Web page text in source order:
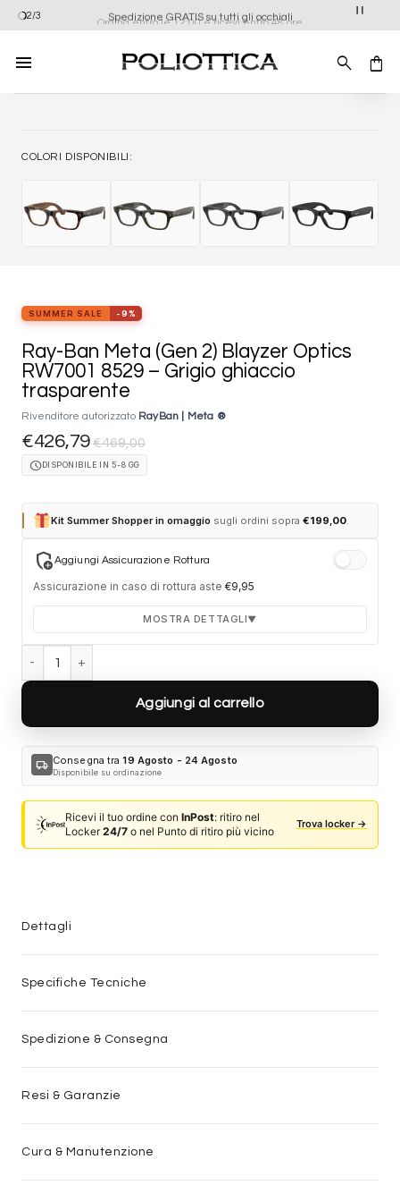
Salta
ai
contenuti
2/3
Spedizione GRATIS su tutti gli occhiali
Ordina entro le 12:00 e ricevi entro 48 ore
COLORI DISPONIBILI:
SUMMER SALE -9%
Ray-Ban Meta (Gen 2) Blayzer Optics
RW7001 8529 – Grigio ghiaccio
trasparente
Rivenditore autorizzato RayBan | Meta ®
€426,79€469,00
scheduleDISPONIBILE IN 5-8 GG
Kit Summer Shopper in omaggio sugli ordini sopra€199,00
add_moderatorAggiungi Assicurazione Rottura
Assicurazione in caso di rottura aste €9,95
MOSTRA DETTAGLI▼
Durata 12 mesi dalla consegna dell'ordine
accidentale
Ricambi originali e certificati del produttore
Spedizione espressa delle aste nuove
Clicca sulla card per attivare l'assicurazione. Se non clicchi, non
Aggiungi al carrello
local_shipping Consegna tra19 Agosto - 24 Agosto
Disponibile su ordinazione
Ricevi il tuo ordine conInPost: ritiro nel
Locker24/7 o nel Punto di ritiro più vicino
Trova locker →
Dettagli
Specifiche Tecniche
Spedizione & Consegna
Resi & Garanzie
Cura & Manutenzione